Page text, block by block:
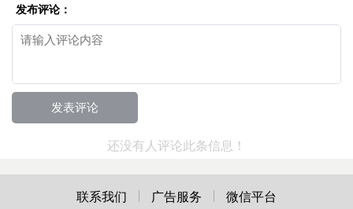
发布评论：
还没有人评论此条信息！
联系我们 广告服务 微信平台